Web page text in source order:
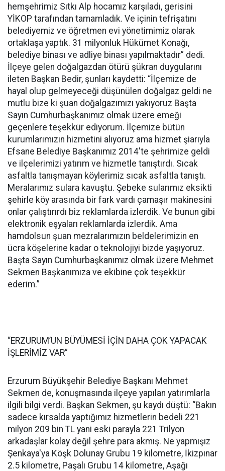
hemşehrimiz Sıtkı Alp hocamız karşıladı, gerisini
YİKOP tarafından tamamladık. Ve içinin tefrişatını
belediyemiz ve öğretmen evi yönetimimiz olarak
ortaklaşa yaptık. 31 milyonluk Hükümet Konağı,
belediye binası ve adliye binası yapılmaktadır” dedi.
İlçeye gelen doğalgazdan ötürü şükran duygularını
ileten Başkan Bedir, şunları kaydetti: “İlçemize de
hayal olup gelmeyeceği düşünülen doğalgaz geldi ne
mutlu bize ki şuan doğalgazımızı yakıyoruz Başta
Sayın Cumhurbaşkanımız olmak üzere emeği
geçenlere teşekkür ediyorum. İlçemize bütün
kurumlarımızın hizmetini alıyoruz ama hizmet şiarıyla
Efsane Belediye Başkanımız 2014'te şehrimize geldi
ve ilçelerimizi yatırım ve hizmetle tanıştırdı. Sıcak
asfaltla tanışmayan köylerimiz sıcak asfaltla tanıştı.
Meralarımız sulara kavuştu. Şebeke sularımız eksikti
şehirle köy arasında bir fark vardı çamaşır makinesini
onlar çalıştırırdı biz reklamlarda izlerdik. Ve bunun gibi
elektronik eşyaları reklamlarda izlerdik. Ama
hamdolsun şuan mezralarımızın beldelerimizin en
ücra köşelerine kadar o teknolojiyi bizde yaşıyoruz.
Başta Sayın Cumhurbaşkanımız olmak üzere Mehmet
Sekmen Başkanımıza ve ekibine çok teşekkür
ederim.”
“ERZURUM’UN BÜYÜMESİ İÇİN DAHA ÇOK YAPACAK
İŞLERİMİZ VAR”
Erzurum Büyükşehir Belediye Başkanı Mehmet
Sekmen de, konuşmasında ilçeye yapılan yatırımlarla
ilgili bilgi verdi. Başkan Sekmen, şu kaydı düştü: “Bakın
sadece kırsalda yaptığımız hizmetlerin bedeli 221
milyon 209 bin TL yani eski parayla 221 Trilyon
arkadaşlar kolay değil şehre para akmış. Ne yapmışız
Şenkaya'ya Köşk Dolunay Grubu 19 kilometre, İkizpınar
2.5 kilometre, Paşalı Grubu 14 kilometre, Aşağı